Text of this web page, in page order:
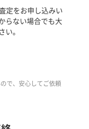
定をお申し込みい
らない場合でも大
。
で、安心してご依頼